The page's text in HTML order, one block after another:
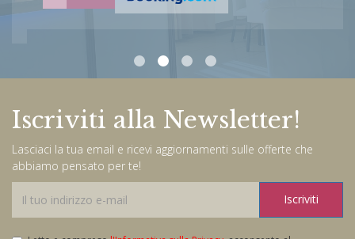
Iscriviti alla Newsletter!
Lasciaci la tua email e ricevi aggiornamenti sulle offerte che
abbiamo pensato per te!
Iscriviti